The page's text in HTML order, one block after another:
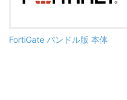
FortiGate バンドル版 本体